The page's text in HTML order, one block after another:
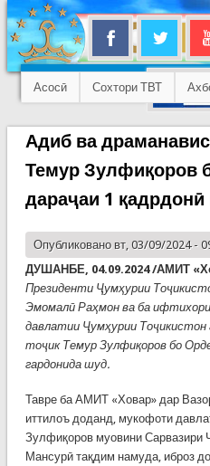
Асосӣ Сохтори ТВТ
Адиб ва
Темур Зулфиқоров
дараҷаи 1 қадрдонӣ
Опубликовано вт, 03/09/2024 -
ДУШАНБЕ, 04.09.2024 /АМИТ
Президенти Ҷумҳурии
Эмомалӣ Раҳмон ва ба
давлатии Ҷумҳурии
тоҷик Темур Зулфиқоров бо
гардонида шуд.
Тавре ба АМИТ «Ховар» дар
иттилоъ доданд, мукофоти
Зулфиқоров муовини Сарвазири
Мансурӣ тақдим намуда, иброз